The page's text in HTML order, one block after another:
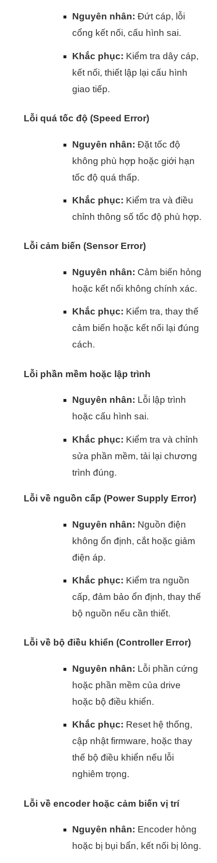
Nguyên nhân: Đứt cáp, lỗi
cổng kết nối, cấu hình sai.
Khắc phục: Kiểm tra dây cáp,
kết nối, thiết lập lại cấu hình
giao tiếp.
Lỗi quá tốc độ (Speed Error)
Nguyên nhân: Đặt tốc độ
không phù hợp hoặc giới hạn
tốc độ quá thấp.
Khắc phục: Kiểm tra và điều
chỉnh thông số tốc độ phù hợp.
Lỗi cảm biến (Sensor Error)
Nguyên nhân: Cảm biến hỏng
hoặc kết nối không chính xác.
Khắc phục: Kiểm tra, thay thế
cảm biến hoặc kết nối lại đúng
cách.
Lỗi phần mềm hoặc lập trình
Nguyên nhân: Lỗi lập trình
hoặc cấu hình sai.
Khắc phục: Kiểm tra và chỉnh
sửa phần mềm, tải lại chương
trình đúng.
Lỗi về nguồn cấp (Power Supply Error)
Nguyên nhân: Nguồn điện
không ổn định, cắt hoặc giảm
điện áp.
Khắc phục: Kiểm tra nguồn
cấp, đảm bảo ổn định, thay thế
bộ nguồn nếu cần thiết.
Lỗi về bộ điều khiển (Controller Error)
Nguyên nhân: Lỗi phần cứng
hoặc phần mềm của drive
hoặc bộ điều khiển.
Khắc phục: Reset hệ thống,
cập nhật firmware, hoặc thay
thế bộ điều khiển nếu lỗi
nghiêm trọng.
Lỗi về encoder hoặc cảm biến vị trí
Nguyên nhân: Encoder hỏng
hoặc bị bụi bẩn, kết nối bị lỏng.